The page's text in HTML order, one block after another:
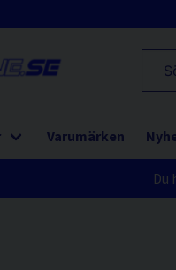
Varumärken
Du